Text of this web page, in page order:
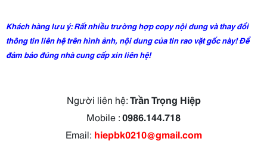
Khách hàng lưu ý: Rất nhiều trường hợp copy nội dung và thay đổi
thông tin liên hệ trên hình ảnh, nội dung của tin rao vặt gốc này! Để
đảm bảo đúng nhà cung cấp xin liên hệ!
Người liên hệ:Trần Trọng Hiệp
Mobile :0986.144.718
Email: hiepbk0210@gmail.com